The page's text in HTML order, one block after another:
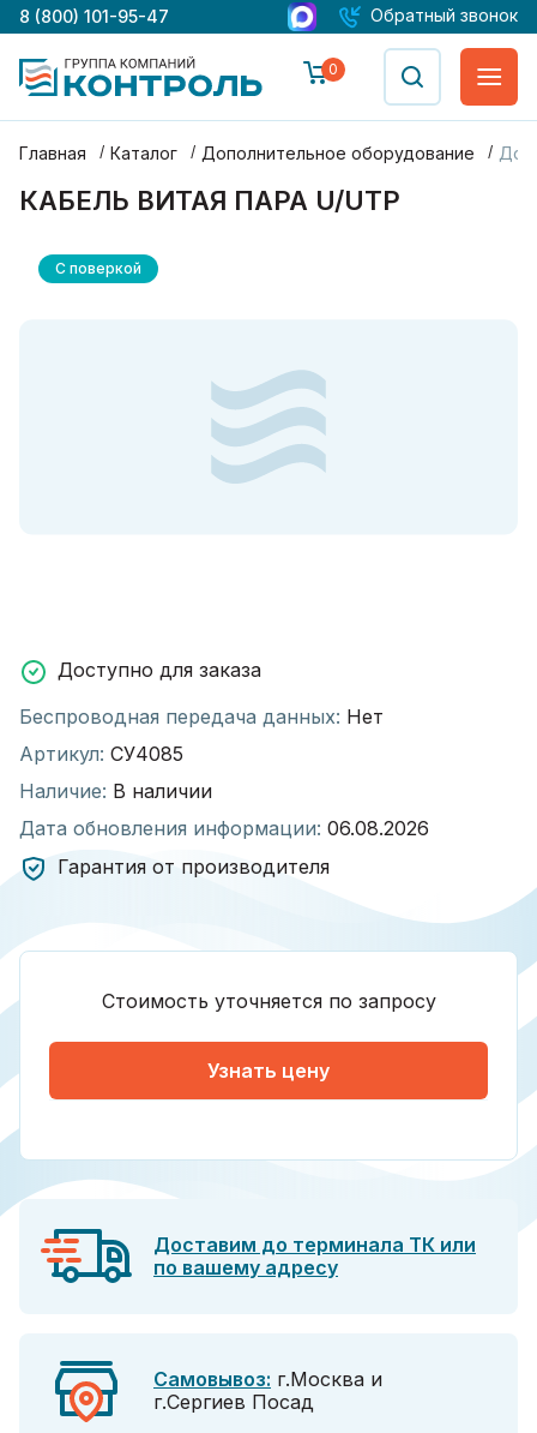
8 (800) 101-95-47 Обратный звонок
0
Главная Каталог Дополнительное оборудование
КАБЕЛЬ ВИТАЯ ПАРА U/UTP
С поверкой
Доступно для заказа
Беспроводная передача данных: Нет
Артикул: СУ4085
Наличие: В наличии
Дата обновления информации: 06.08.2026
Гарантия от производителя
Стоимость уточняется по запросу
Узнать цену
Доставим до терминала ТК или
по вашему адресу
Самовывоз: г.Москва и
г.Сергиев Посад